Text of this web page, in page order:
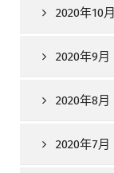
2020年10月
2020年9月
2020年8月
2020年7月